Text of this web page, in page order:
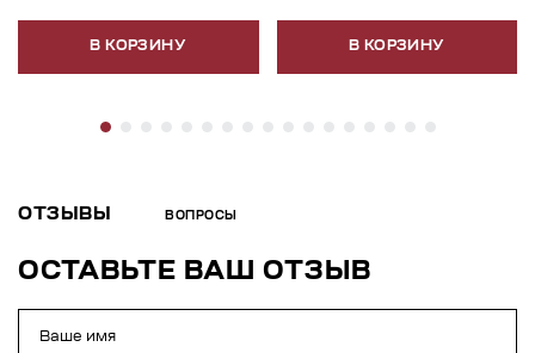
В КОРЗИНУ В КОРЗИНУ
ОТЗЫВЫ ВОПРОСЫ
ОСТАВЬТЕ ВАШ ОТЗЫВ